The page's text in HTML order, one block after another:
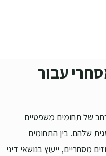
עבור
של תחומים משפטיים
שלהם. בין התחומים
מסחריים, ייעוץ בנושאי דיני